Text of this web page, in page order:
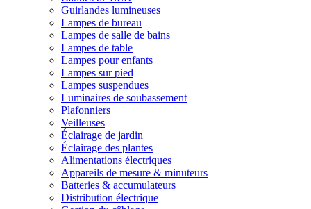
Guirlandes lumineuses
Lampes de bureau
Lampes de salle de bains
Lampes de table
Lampes pour enfants
Lampes sur pied
Lampes suspendues
Luminaires de soubassement
Plafonniers
Veilleuses
Éclairage de jardin
Éclairage des plantes
Alimentations électriques
Appareils de mesure & minuteurs
Batteries & accumulateurs
Distribution électrique